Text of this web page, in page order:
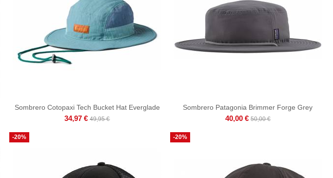
Sombrero Cotopaxi Tech Bucket Hat Everglade
34,97 € 49,95 €
Sombrero Patagonia Brimmer Forge Grey
40,00 € 50,00 €
-20% -20%